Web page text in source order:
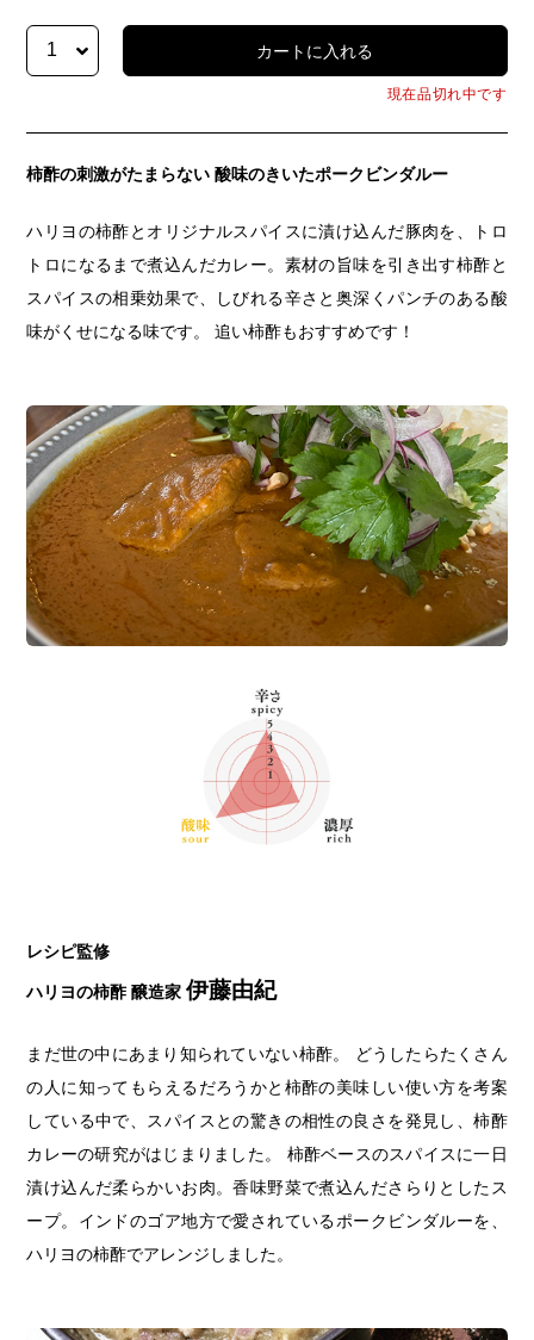
現在品切れ中です
柿酢の刺激がたまらない 酸味のきいたポークビンダルー
ハリヨの柿酢とオリジナルスパイスに漬け込んだ豚肉を、トロ
トロになるまで煮込んだカレー。素材の旨味を引き出す柿酢と
スパイスの相乗効果で、しびれる辛さと奥深くパンチのある酸
味がくせになる味です。 追い柿酢もおすすめです！
レシピ監修
ハリヨの柿酢 醸造家伊藤由紀
まだ世の中にあまり知られていない柿酢。 どうしたらたくさん
の人に知ってもらえるだろうかと柿酢の美味しい使い方を考案
している中で、スパイスとの驚きの相性の良さを発見し、柿酢
カレーの研究がはじまりました。 柿酢ベースのスパイスに一日
漬け込んだ柔らかいお肉。香味野菜で煮込んださらりとしたス
ープ。インドのゴア地方で愛されているポークビンダルーを、
ハリヨの柿酢でアレンジしました。